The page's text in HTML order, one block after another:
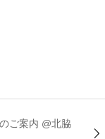
ご案内 @北脇